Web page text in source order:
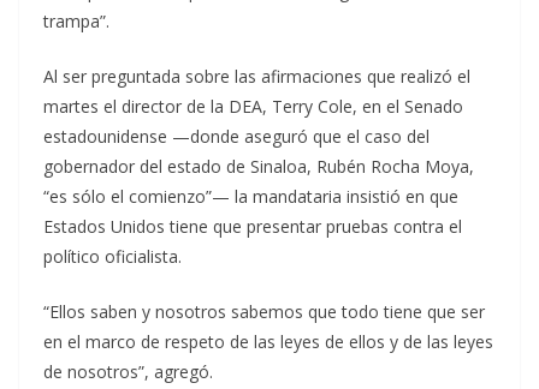
trampa”.
Al ser preguntada sobre las afirmaciones que realizó el
martes el director de la DEA, Terry Cole, en el Senado
estadounidense —donde aseguró que el caso del
gobernador del estado de Sinaloa, Rubén Rocha Moya,
“es sólo el comienzo”— la mandataria insistió en que
Estados Unidos tiene que presentar pruebas contra el
político oficialista.
“Ellos saben y nosotros sabemos que todo tiene que ser
en el marco de respeto de las leyes de ellos y de las leyes
de nosotros”, agregó.